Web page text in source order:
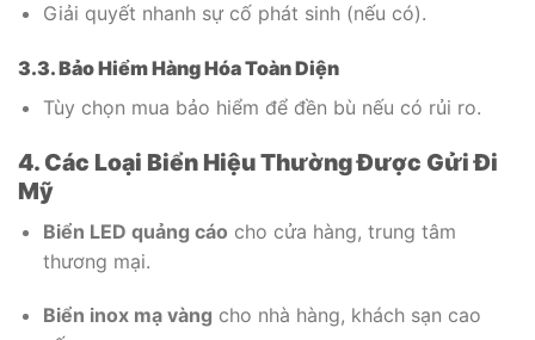
Giải quyết nhanh sự cố phát sinh (nếu có).
3.3. Bảo Hiểm Hàng Hóa Toàn Diện
Tùy chọn mua bảo hiểm để đền bù nếu có rủi ro.
4. Các Loại Biển Hiệu Thường Được Gửi Đi
Mỹ
Biển LED quảng cáo cho cửa hàng, trung tâm
thương mại.
Biển inox mạ vàng cho nhà hàng, khách sạn cao